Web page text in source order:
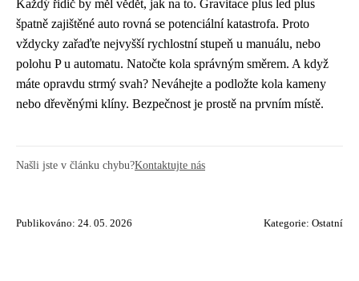
Každý řidič by měl vědět, jak na to. Gravitace plus led plus
špatně zajištěné auto rovná se potenciální katastrofa. Proto
vždycky zařaďte nejvyšší rychlostní stupeň u manuálu, nebo
polohu P u automatu. Natočte kola správným směrem. A když
máte opravdu strmý svah? Neváhejte a podložte kola kameny
nebo dřevěnými klíny. Bezpečnost je prostě na prvním místě.
Našli jste v článku chybu?Kontaktujte nás
Publikováno: 24. 05. 2026 Kategorie: Ostatní